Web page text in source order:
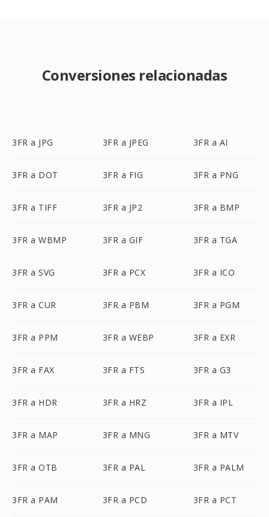
Conversiones relacionadas
3FR a JPG 3FR a JPEG 3FR a AI
3FR a DOT 3FR a FIG 3FR a PNG
3FR a TIFF 3FR a JP2 3FR a BMP
3FR a WBMP 3FR a GIF 3FR a TGA
3FR a SVG 3FR a PCX 3FR a ICO
3FR a CUR 3FR a PBM 3FR a PGM
3FR a PPM 3FR a WEBP 3FR a EXR
3FR a FAX 3FR a FTS 3FR a G3
3FR a HDR 3FR a HRZ 3FR a IPL
3FR a MAP 3FR a MNG 3FR a MTV
3FR a OTB 3FR a PAL 3FR a PALM
3FR a PAM 3FR a PCD 3FR a PCT